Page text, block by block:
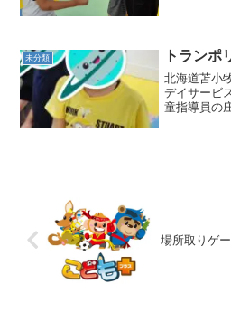
未分類 トランポ
北海道苫小
デイサービ
童指導員の
場所取りゲ